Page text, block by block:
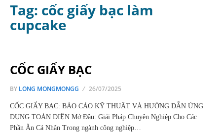
Tag: cốc giấy bạc làm
cupcake
CỐC GIẤY BẠC
BY LONG MONGMONGG 26/07/2025
CỐC GIẤY BẠC: BÁO CÁO KỸ THUẬT VÀ HƯỚNG DẪN ỨNG
DỤNG TOÀN DIỆN Mở Đầu: Giải Pháp Chuyên Nghiệp Cho Các
Phần Ăn Cá Nhân Trong ngành công nghiệp…